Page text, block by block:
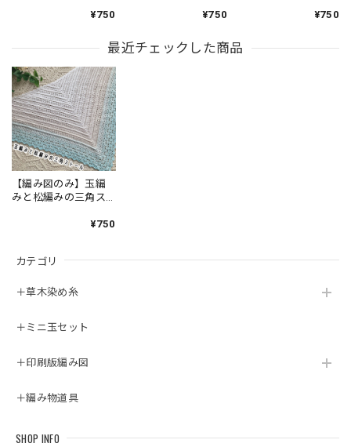
カテゴリ
＋草木染め糸
＋ミニ玉セット
＋印刷版編み図
＋編み物道具
SHOP INFO
¥750 ¥750 ¥750
最近チェックした商品
【編み図のみ】玉編
みと松編みの三角ス
¥750